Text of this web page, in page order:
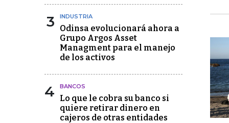
3 INDUSTRIA
Odinsa evolucionará ahora a
Grupo Argos Asset
Managment para el manejo
de los activos
4 BANCOS
Lo que le cobra su banco si
quiere retirar dinero en
cajeros de otras entidades